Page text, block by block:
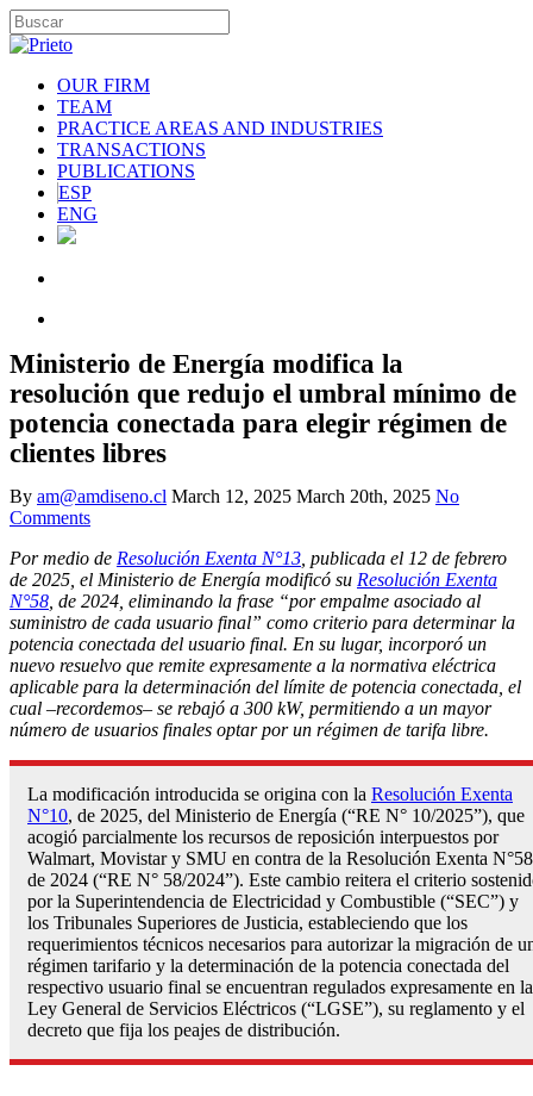
OUR FIRM
TEAM
PRACTICE AREAS AND INDUSTRIES
TRANSACTIONS
PUBLICATIONS
ESP
ENG
Ministerio de Energía modifica la
resolución que redujo el umbral mínimo de
potencia conectada para elegir régimen de
clientes libres
By am@amdiseno.cl March 12, 2025 March 20th, 2025 No
Comments
Por medio de Resolución Exenta N°13, publicada el 12 de febrero
de 2025, el Ministerio de Energía modificó su Resolución Exenta
N°58, de 2024, eliminando la frase “por empalme asociado al
suministro de cada usuario final” como criterio para determinar la
potencia conectada del usuario final. En su lugar, incorporó un
nuevo resuelvo que remite expresamente a la normativa eléctrica
aplicable para la determinación del límite de potencia conectada, el
cual –recordemos– se rebajó a 300 kW, permitiendo a un mayor
número de usuarios finales optar por un régimen de tarifa libre.
La modificación introducida se origina con la Resolución Exenta
N°10, de 2025, del Ministerio de Energía (“RE N° 10/2025”), que
acogió parcialmente los recursos de reposición interpuestos por
Walmart, Movistar y SMU en contra de la Resolución Exenta
de 2024 (“RE N° 58/2024”). Este cambio reitera el criterio
por la Superintendencia de Electricidad y Combustible (“SEC”) y
los Tribunales Superiores de Justicia, estableciendo que los
requerimientos técnicos necesarios para autorizar la migración de
régimen tarifario y la determinación de la potencia conectada del
respectivo usuario final se encuentran regulados expresamente en la
Ley General de Servicios Eléctricos (“LGSE”), su reglamento y el
decreto que fija los peajes de distribución.